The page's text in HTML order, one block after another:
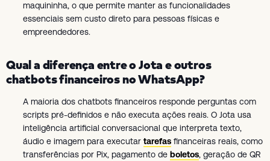
maquininha, o que permite manter as funcionalidades
essenciais sem custo direto para pessoas físicas e
empreendedores.
Qual a diferença entre o Jota e outros
chatbots financeiros no WhatsApp?
A maioria dos chatbots financeiros responde perguntas com
scripts pré-definidos e não executa ações reais. O Jota usa
inteligência artificial conversacional que interpreta texto,
áudio e imagem para executar tarefas financeiras reais, como
transferências por Pix, pagamento de boletos, geração de QR